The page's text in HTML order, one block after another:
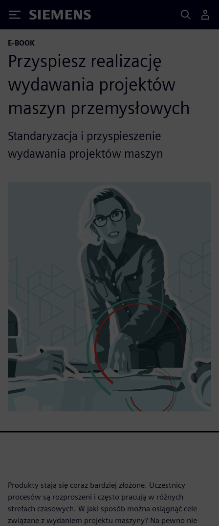
Siemens
E-BOOK
Przyspiesz realizację
wydawania projektów
maszyn przemysłowych
Standaryzacja i przyspieszenie
wydawania projektów maszyn
Produkty stają się coraz bardziej złożone. Uczestnicy
procesów są rozproszeni i często pracują w różnych
strefach czasowych. W jaki sposób można osiągnąć cele
związane z wydaniem projektu maszyny? Na pewno nie